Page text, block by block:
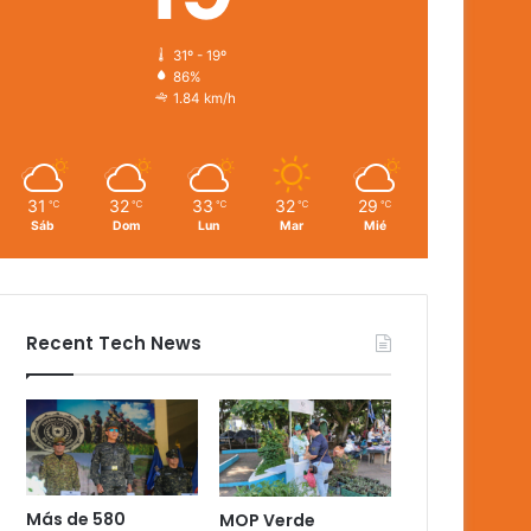
31º - 19º
86%
1.84 km/h
31 ℃
Sáb
32 ℃
Dom
33 ℃
Lun
32 ℃
Mar
29 ℃
Mié
Recent Tech News
Más de 580
MOP Verde